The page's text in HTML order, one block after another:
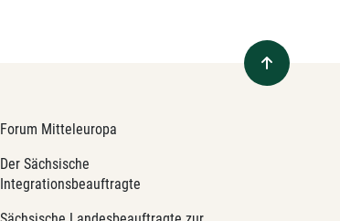
Forum Mitteleuropa
Der Sächsische
Integrationsbeauftragte